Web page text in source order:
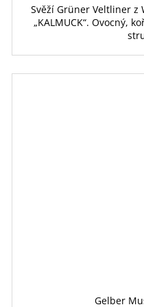
Svěží Grüner Veltliner
„KALMUCK“. Ovocný,
Gelber